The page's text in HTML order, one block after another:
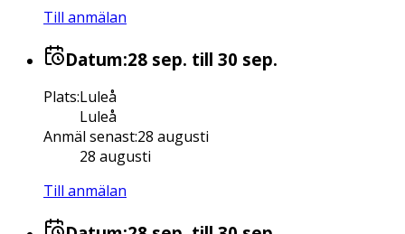
Till anmälan
Datum:28 sep. till 30 sep.
Plats:Luleå
Luleå
Anmäl senast:28 augusti
28 augusti
Till anmälan